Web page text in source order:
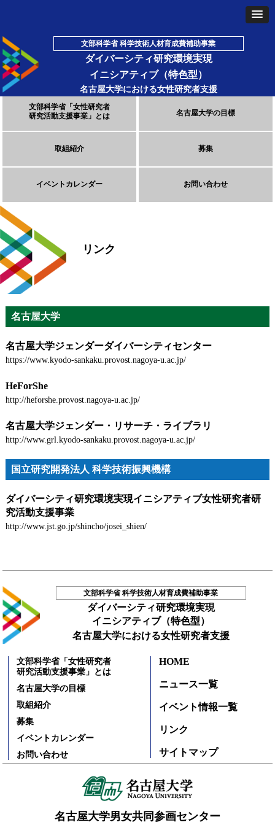
文部科学省 科学技術人材育成費補助事業
ダイバーシティ研究環境実現
イニシアティブ（特色型）
名古屋大学における女性研究者支援
文部科学省「女性研究者
研究活動支援事業」とは
名古屋大学の目標
取組紹介 募集
イベントカレンダー お問い合わせ
リンク
名古屋大学
名古屋大学ジェンダーダイバーシティセンター
https://www.kyodo-sankaku.provost.nagoya-u.ac.jp/
HeForShe
http://heforshe.provost.nagoya-u.ac.jp/
名古屋大学ジェンダー・リサーチ・ライブラリ
http://www.grl.kyodo-sankaku.provost.nagoya-u.ac.jp/
国立研究開発法人 科学技術振興機構
ダイバーシティ研究環境実現イニシアティブ女性研究者研
究活動支援事業
http://www.jst.go.jp/shincho/josei_shien/
文部科学省 科学技術人材育成費補助事業
ダイバーシティ研究環境実現
イニシアティブ（特色型）
名古屋大学における女性研究者支援
文部科学省「女性研究者
研究活動支援事業」とは
名古屋大学の目標
取組紹介
募集
イベントカレンダー
お問い合わせ
HOME
ニュース一覧
イベント情報一覧
リンク
サイトマップ
名古屋大学男女共同参画センター